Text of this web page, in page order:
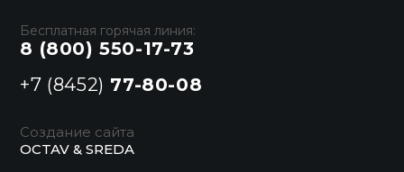
Бесплатная горячая линия:
8 (800) 550-17-73
+7 (8452) 77-80-08
Создание сайта
OCTAV & SREDA